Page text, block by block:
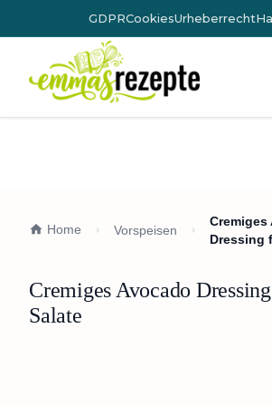
GDPRCookiesUrheberrecht
Home Vorspeisen
Cremiges
Dressing
Cremiges Avocado
Salate